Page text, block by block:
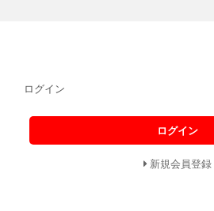
ログイン
ログイン
新規会員登録